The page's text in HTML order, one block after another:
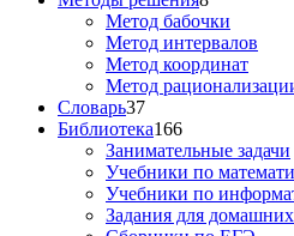
Метод бабочки
Метод интервалов
Метод координат
Метод
Словарь37
Библиотека166
Занимательные задачи
Учебники по
Учебники по
Задания для